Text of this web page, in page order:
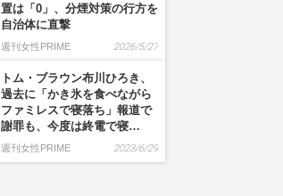
置は「0」、分煙対策の行方を
自治体に直撃
週刊女性PRIME 2026/5/27
トム・ブラウン布川ひろき、
過去に「かき氷を食べながら
ファミレスで寝落ち」報道で
謝罪も、今度は終電で寝…
週刊女性PRIME 2023/6/29